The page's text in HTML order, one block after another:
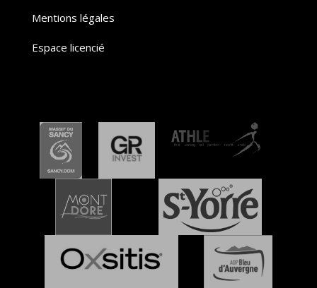
Mentions légales
Espace licencié